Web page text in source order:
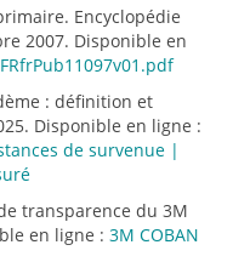
Encyclopédie
2007. Disponible en
: définition et
Disponible en ligne :
de survenue |
transparence du 3M
en ligne : 3M COBAN